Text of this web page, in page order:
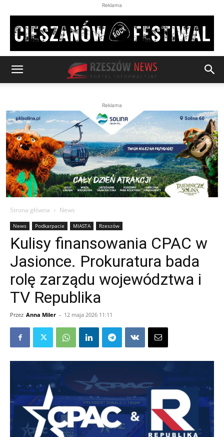
Reklama
Reklama
Strona główna News
News Podkarpacie MIASTA Rzeszów
Kulisy finansowania CPAC w
Jasionce. Prokuratura bada
rolę zarządu województwa i
TV Republika
Przez Anna Miler - 12 maja 2026 11:11